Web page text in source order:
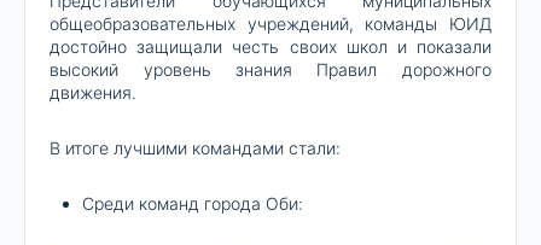
общеобразовательных учреждений, команды ЮИД
достойно защищали честь своих школ и показали
высокий уровень знания Правил дорожного
движения.
В итоге лучшими командами стали:
Среди команд города Оби: